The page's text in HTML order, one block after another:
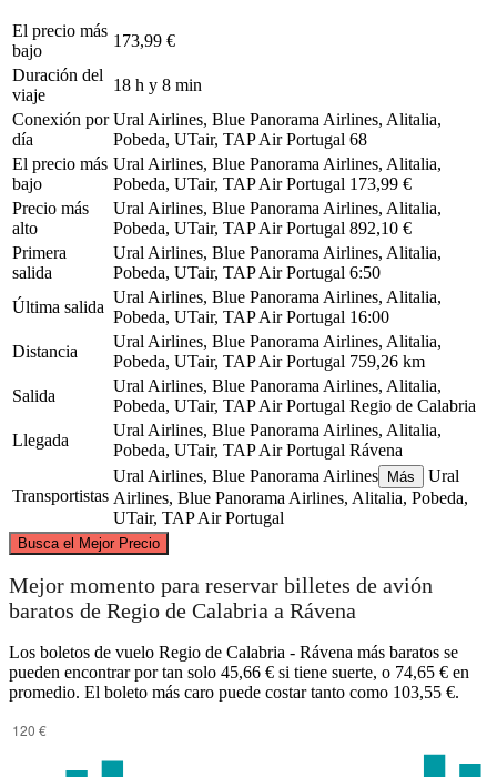
El precio más
bajo
173,99 €
Duración del
viaje
18 h y 8 min
Conexión por
día
Ural Airlines, Blue Panorama Airlines, Alitalia,
Pobeda, UTair, TAP Air Portugal 68
El precio más
bajo
Ural Airlines, Blue Panorama Airlines, Alitalia,
Pobeda, UTair, TAP Air Portugal 173,99 €
Precio más
alto
Ural Airlines, Blue Panorama Airlines, Alitalia,
Pobeda, UTair, TAP Air Portugal 892,10 €
Primera
salida
Ural Airlines, Blue Panorama Airlines, Alitalia,
Pobeda, UTair, TAP Air Portugal 6:50
Última salida
Ural Airlines, Blue Panorama Airlines, Alitalia,
Pobeda, UTair, TAP Air Portugal 16:00
Distancia
Ural Airlines, Blue Panorama Airlines, Alitalia,
Pobeda, UTair, TAP Air Portugal 759,26 km
Salida
Ural Airlines, Blue Panorama Airlines, Alitalia,
Pobeda, UTair, TAP Air Portugal Regio de Calabria
Llegada
Ural Airlines, Blue Panorama Airlines, Alitalia,
Pobeda, UTair, TAP Air Portugal Rávena
Transportistas
Ural Airlines, Blue Panorama Airlines Más
Ural
Airlines, Blue Panorama Airlines, Alitalia, Pobeda,
UTair, TAP Air Portugal
Busca el Mejor Precio
©CARTO
Mejor momento para reservar billetes de avión
baratos de Regio de Calabria a Rávena
Los boletos de vuelo Regio de Calabria - Rávena más baratos se
pueden encontrar por tan solo 45,66 € si tiene suerte, o 74,65 € en
promedio. El boleto más caro puede costar tanto como 103,55 €.